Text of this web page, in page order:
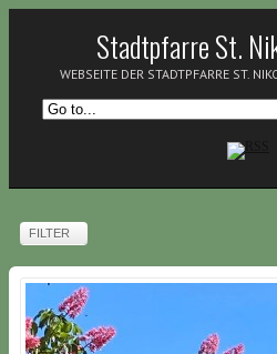
Stadtpfarre St.
WEBSEITE DER STADTPFARRE ST.
FILTER